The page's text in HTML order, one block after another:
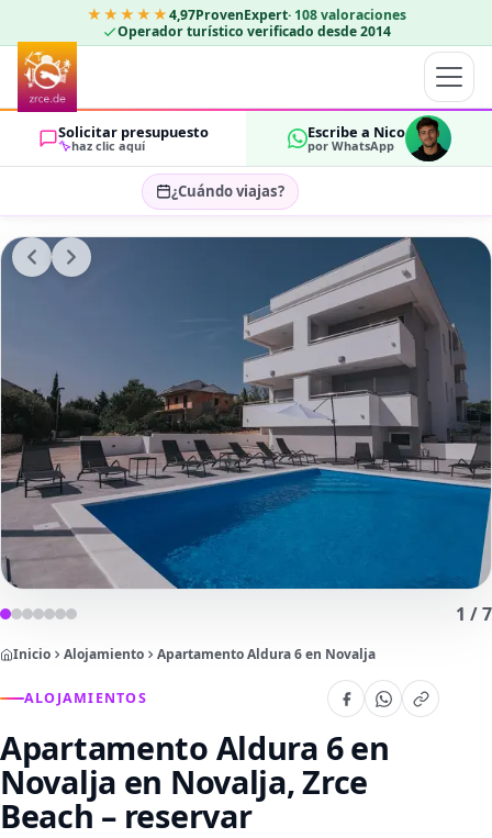
★★★★★4,97ProvenExpert· 108 valoraciones
Operador turístico verificado desde 2014
Solicitar presupuesto
haz clic aquí
Escribe a Nico
por WhatsApp
¿Cuándo viajas?
Seleccionar fechas…
HUÉSPEDES
OK
1 /7
Inicio Alojamiento Apartamento Aldura 6 en Novalja
ALOJAMIENTOS
Apartamento Aldura 6 en
Novalja en Novalja, Zrce
Beach – reservar